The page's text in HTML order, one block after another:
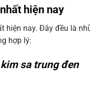
hiện nay
nay. Đây đều là
hợp lý:
sa trung đen